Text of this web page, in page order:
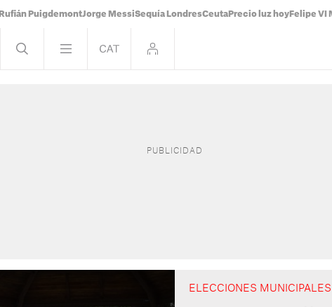
Rufián PuigdemontJorge MessiSequía LondresCeuta Precio luz hoy Felipe VI
ELECCIONES